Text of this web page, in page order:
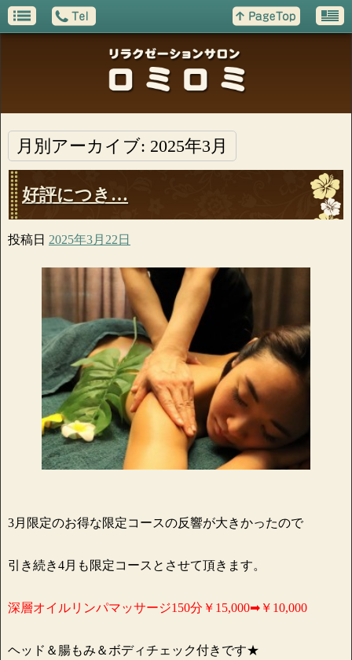
月別アーカイブ: 2025年3月
好評につき…
投稿日 2025年3月22日
3月限定のお得な限定コースの反響が大きかったので
引き続き4月も限定コースとさせて頂きます。
深層オイルリンパマッサージ150分￥15,000➡￥10,000
ヘッド＆腸もみ＆ボディチェック付きです★